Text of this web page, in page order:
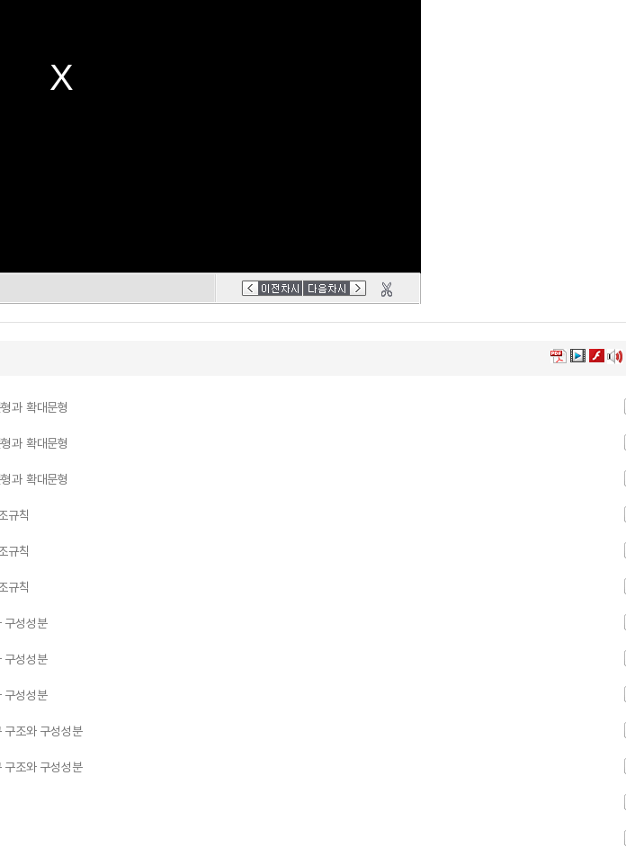
과 확대문형
과 확대문형
과 확대문형
규칙
규칙
규칙
구성성분
구성성분
구성성분
구조와 구성성분
구조와 구성성분